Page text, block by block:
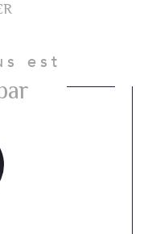
est